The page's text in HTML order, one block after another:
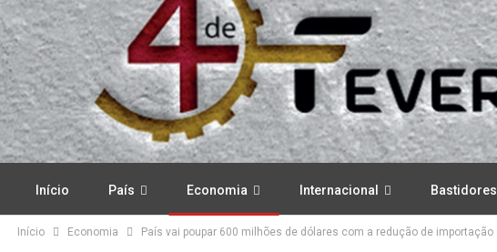
Início País Economia Internacional Bastidores
Início Economia País vai poupar 600 milhões de dólares com a redução de importação